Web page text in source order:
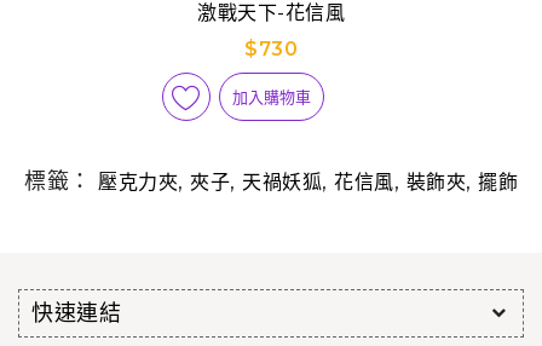
激戰天下-花信風
$730
加入購物車
標籤： 壓克力夾, 夾子, 天禍妖狐, 花信風, 裝飾夾, 擺飾
快速連結